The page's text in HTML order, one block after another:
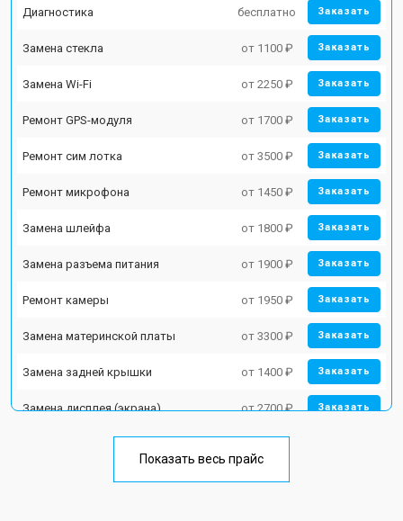
Диагностика бесплатно Заказать
Замена стекла от 1100 ₽ Заказать
Замена Wi-Fi от 2250 ₽ Заказать
Ремонт GPS-модуля от 1700 ₽ Заказать
Ремонт сим лотка от 3500 ₽ Заказать
Ремонт микрофона от 1450 ₽ Заказать
Замена шлейфа от 1800 ₽ Заказать
Замена разъема питания от 1900 ₽ Заказать
Ремонт камеры от 1950 ₽ Заказать
Замена материнской платы от 3300 ₽ Заказать
Замена задней крышки от 1400 ₽ Заказать
Замена дисплея (экрана) от 2700 ₽ Заказать
Замена кнопки включения от 1750 ₽
Показать весь прайс